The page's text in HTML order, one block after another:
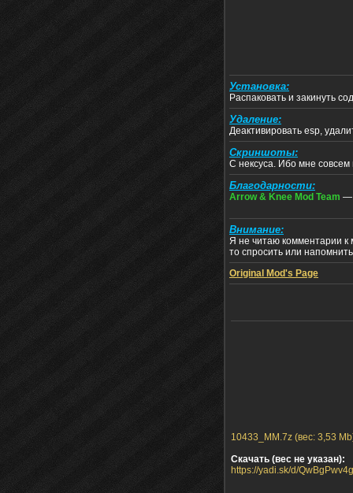
Установка:
Распаковать и закинуть
Удаление:
Деактивировать esp,
Скриншоты:
С нексуса. Ибо мне
Благодарности:
Arrow & Knee Mod Team —
Внимание:
Я не читаю комментарии к
то спросить или
Original Mod's Page
10433_MM.7z (вес: 3,53
Скачать (вес не указан):
https://yadi.sk/d/